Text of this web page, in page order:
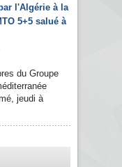
l'Algérie à la
5+5 salué à
du Groupe
jeudi à